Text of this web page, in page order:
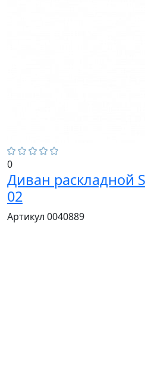
0
Диван раскладной
02
Артикул 0040889